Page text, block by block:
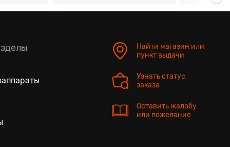
Найти магазин или
пункт выдачи
Узнать статус
заказа
Оставить жалобу
или пожелание